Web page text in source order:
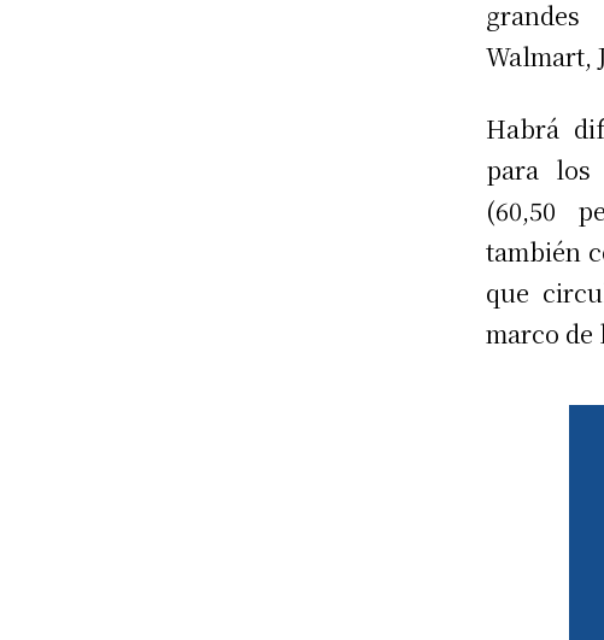
grandes
Walmart,
Habrá
para los
(60,50
también
que
marco de